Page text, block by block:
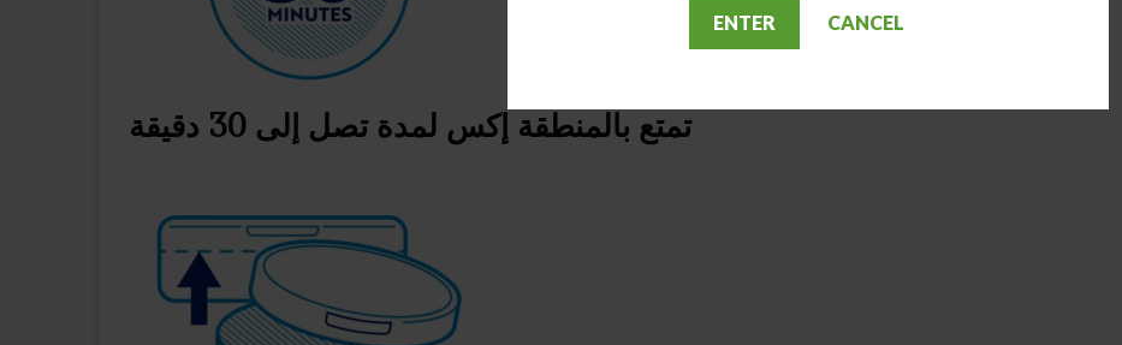
ENTER CANCEL
تمتع بالمنطقة إكس لمدة تصل إلى 30 دقيقة